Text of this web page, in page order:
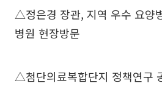
△정은경 장관, 지역 우수 요양
병원 현장방문
△첨단의료복합단지 정책연구